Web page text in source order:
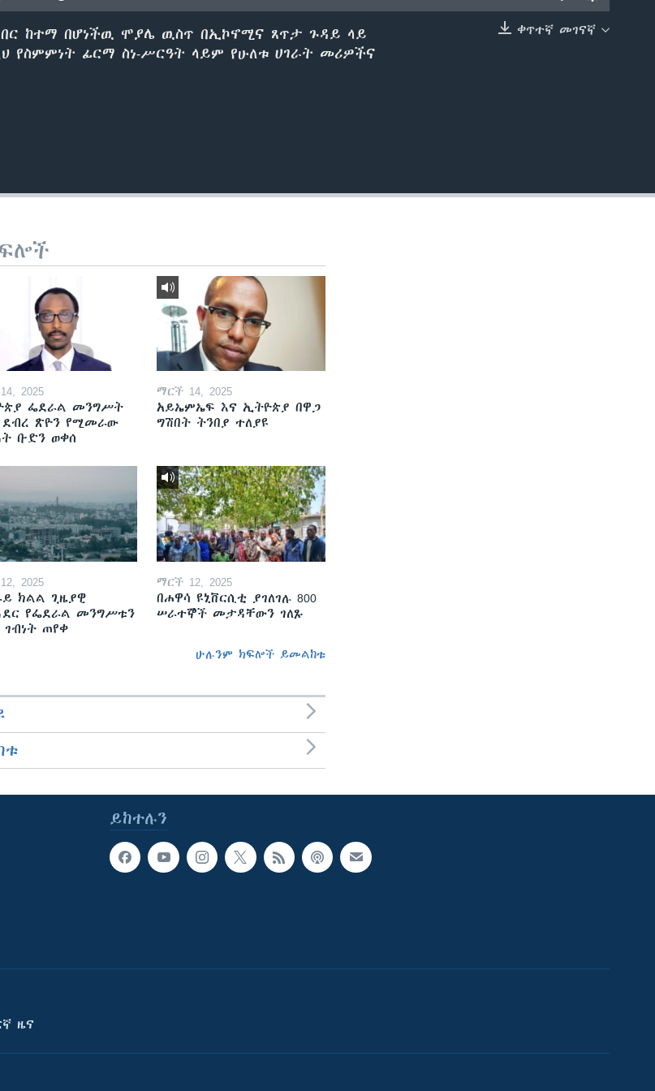
ቀጥተኛ መገናኛ
ከተማ በሆነችዉ ሞያሌ ዉስጥ በኢኮኖሚና ጸጥታ ጉዳይ ላይ
የስምምነት ፊርማ ስነ-ሥርዓት ላይም የሁለቱ ሀገራት መሪዎችና
2025
ፌደራል መንግሥት
ደብረ ጽዮን የሚመራው
ቡድን ወቀሰ
ማርች 14, 2025
አይኤምኤፍ እና ኢትዮጵያ በዋጋ
ግሽበት ትንበያ ተለያዩ
2025
ክልል ጊዜያዊ
የፌደራል መንግሥቱን
ጠየቀ
ማርች 12, 2025
በሐዋሳ ዩኒቨርሲቲ ያገለገሉ 800
ሠራተኞች መታዳቸውን ገለጹ
ሁሉንም ክፍሎች ይመልከቱ
ይከተሉን
ዜና